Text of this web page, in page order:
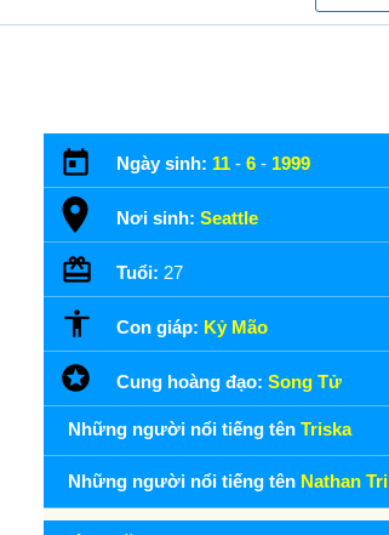
Ngày sinh: 11 - 6 - 1999
Nơi sinh: Seattle
Tuổi: 27
Con giáp: Kỷ Mão
Cung hoàng đạo: Song Tử
Những người nổi tiếng tên Triska
Những người nổi tiếng tên Nathan Triska